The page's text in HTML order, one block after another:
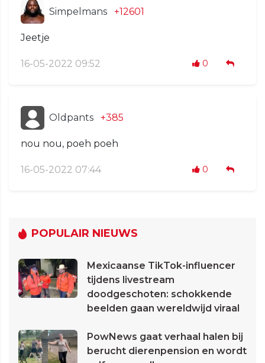
Simpelmans +12601
Jeetje
16-05-2022 09:52 0
Oldpants +385
nou nou, poeh poeh
16-05-2022 07:44 0
POPULAIR NIEUWS
Mexicaanse TikTok-influencer
tijdens livestream
doodgeschoten: schokkende
beelden gaan wereldwijd viraal
PowNews gaat verhaal halen bij
berucht dierenpension en wordt